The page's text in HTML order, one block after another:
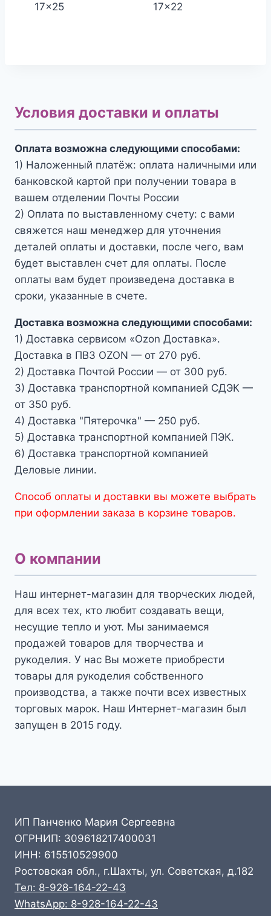
17x25
17x22
Условия доставки и оплаты
Оплата возможна следующими способами:
1) Наложенный платёж: оплата наличными или
банковской картой при получении товара в
вашем отделении Почты России
2) Оплата по выставленному счету: с вами
свяжется наш менеджер для уточнения
деталей оплаты и доставки, после чего, вам
будет выставлен счет для оплаты. После
оплаты вам будет произведена доставка в
сроки, указанные в счете.
Доставка возможна следующими способами:
1) Доставка сервисом «Ozon Доставка».
Доставка в ПВЗ OZON — от 270 руб.
2) Доставка Почтой России — от 300 руб.
3) Доставка транспортной компанией СДЭК —
от 350 руб.
4) Доставка "Пятерочка" — 250 руб.
5) Доставка транспортной компанией ПЭК.
6) Доставка транспортной компанией
Деловые линии.
Способ оплаты и доставки вы можете выбрать
при оформлении заказа в корзине товаров.
О компании
Наш интернет-магазин для творческих людей,
для всех тех, кто любит создавать вещи,
несущие тепло и уют. Мы занимаемся
продажей товаров для творчества и
рукоделия. У нас Вы можете приобрести
товары для рукоделия собственного
производства, а также почти всех известных
торговых марок. Наш Интернет-магазин был
запущен в 2015 году.
ИП Панченко Мария Сергеевна
ОГРНИП: 309618217400031
ИНН: 615510529900
Ростовская обл., г.Шахты, ул. Советская, д.182
Тел: 8-928-164-22-43
WhatsApp: 8-928-164-22-43